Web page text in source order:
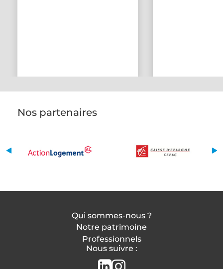
Nos partenaires
Qui sommes-nous ?
Notre patrimoine
Professionnels
Nous suivre :